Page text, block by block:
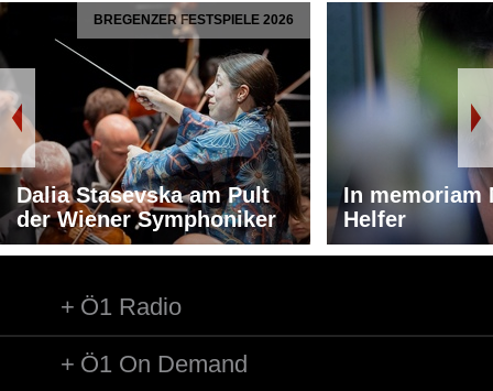
BREGENZER FESTSPIELE 2026
Dalia Stasevska am Pult
der Wiener Symphoniker
In memoriam
Helfer
Ö1 Radio
Ö1 On Demand